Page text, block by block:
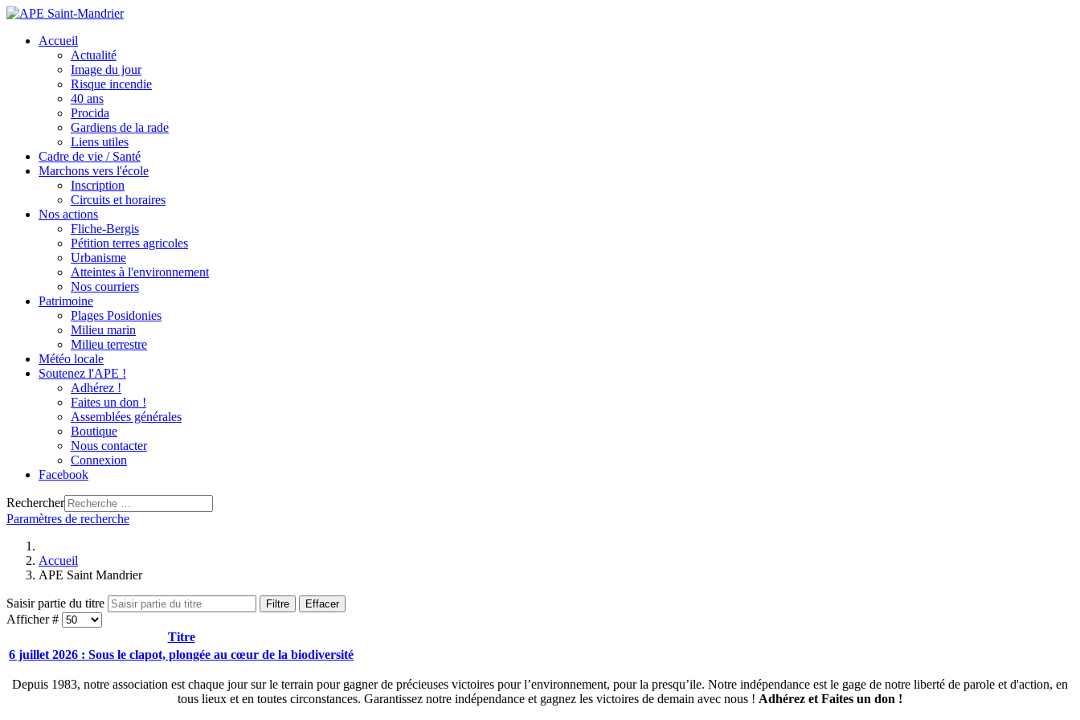
Accueil
Actualité
Image du jour
Risque incendie
40 ans
Procida
Gardiens de la rade
Liens utiles
Cadre de vie / Santé
Marchons vers l'école
Inscription
Circuits et horaires
Nos actions
Fliche-Bergis
Pétition terres agricoles
Urbanisme
Atteintes à l'environnement
Nos courriers
Patrimoine
Plages Posidonies
Milieu marin
Milieu terrestre
Météo locale
Soutenez l'APE !
Adhérez !
Faites un don !
Assemblées générales
Boutique
Nous contacter
Connexion
Facebook
Rechercher
Paramètres de recherche
Accueil
APE Saint Mandrier
Saisir partie du titre Filtre Effacer
Afficher #
Titre
6 juillet 2026 : Sous le clapot, plongée au cœur de la biodiversité
Depuis 1983, notre association est chaque jour sur le terrain pour gagner de précieuses victoires pour l’environnement, pour la presqu’ile. Notre indépendance est le gage de notre liberté de parole et d'action, en
tous lieux et en toutes circonstances. Garantissez notre indépendance et gagnez les victoires de demain avec nous ! Adhérez et Faites un don !